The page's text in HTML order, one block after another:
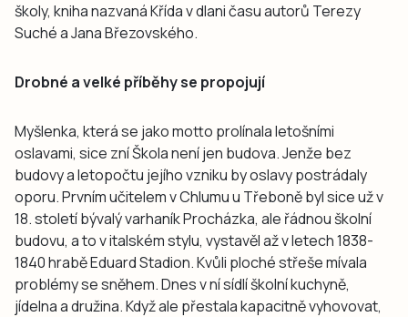
školy, kniha nazvaná Křída v dlani času autorů Terezy
Suché a Jana Březovského.
Drobné a velké příběhy se propojují
Myšlenka, která se jako motto prolínala letošními
oslavami, sice zní Škola není jen budova. Jenže bez
budovy a letopočtu jejího vzniku by oslavy postrádaly
oporu. Prvním učitelem v Chlumu u Třeboně byl sice už v
18. století bývalý varhaník Procházka, ale řádnou školní
budovu, a to v italském stylu, vystavěl až v letech 1838-
1840 hrabě Eduard Stadion. Kvůli ploché střeše mívala
problémy se sněhem. Dnes v ní sídlí školní kuchyně,
jídelna a družina. Když ale přestala kapacitně vyhovovat,